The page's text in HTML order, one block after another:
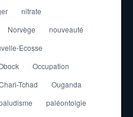
nitrate
Norvège
nouveauté
Ecosse
Occupation
Tchad
Ouganda
paléontolgie